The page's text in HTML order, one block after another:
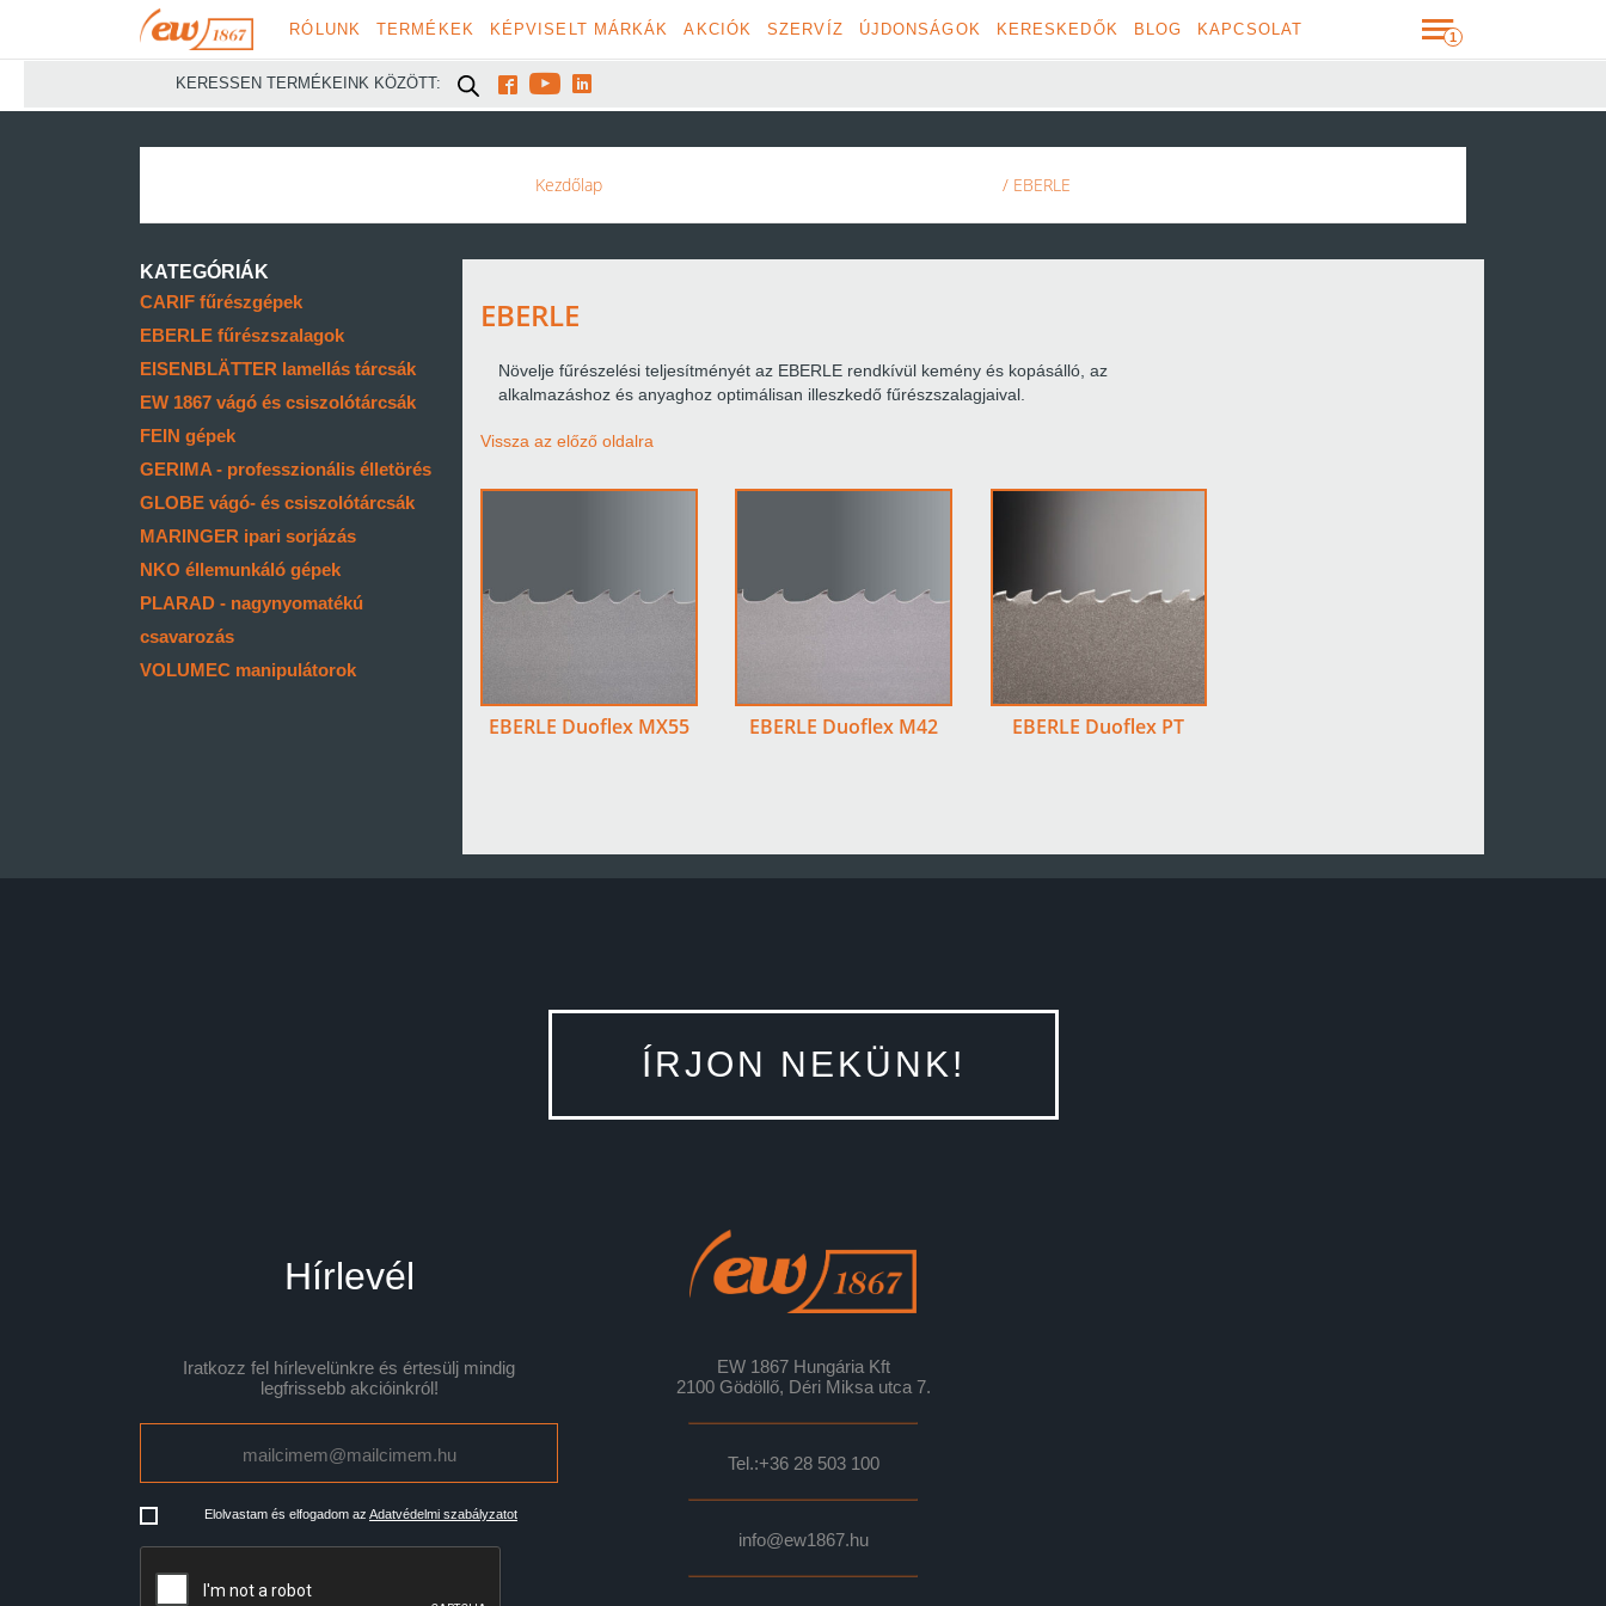
RÓLUNK TERMÉKEK KÉPVISELT MÁRKÁK AKCIÓK SZERVÍZ ÚJDONSÁGOK KERESKEDŐK BLOG KAPCSOLAT
KERESSEN TERMÉKEINK KÖZÖTT:   
Kezdőlap / EBERLE
KATEGÓRIÁK
CARIF fűrészgépek
EBERLE fűrészszalagok
EISENBLÄTTER lamellás tárcsák
EW 1867 vágó és csiszolótárcsák
FEIN gépek
GERIMA - professzionális élletörés
GLOBE vágó- és csiszolótárcsák
MARINGER ipari sorjázás
NKO éllemunkáló gépek
PLARAD - nagynyomatékú
csavarozás
VOLUMEC manipulátorok
EBERLE
Növelje fűrészelési teljesítményét az EBERLE rendkívül kemény és kopásálló, az
alkalmazáshoz és anyaghoz optimálisan illeszkedő fűrészszalagjaival.
Vissza az előző oldalra
EBERLE Duoflex MX55 EBERLE Duoflex M42 EBERLE Duoflex PT
ÍRJON NEKÜNK!
Hírlevél
Iratkozz fel hírlevelünkre és értesülj mindig
legfrissebb akcióinkról!
Elolvastam és elfogadom az Adatvédelmi szabályzatot
EW 1867 Hungária Kft
2100 Gödöllő, Déri Miksa utca 7.
Tel.:+36 28 503 100
info@ew1867.hu